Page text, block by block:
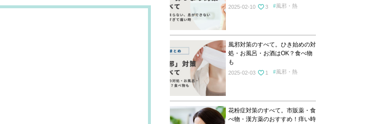
2025-02-10 3 風邪・熱
風邪対策のすべて。ひき始めの対
処・お風呂・お酒はOK？食べ物
も
2025-02-03 1 風邪・熱
花粉症対策のすべて。市販薬・食
べ物・漢方薬のおすすめ！痒い時